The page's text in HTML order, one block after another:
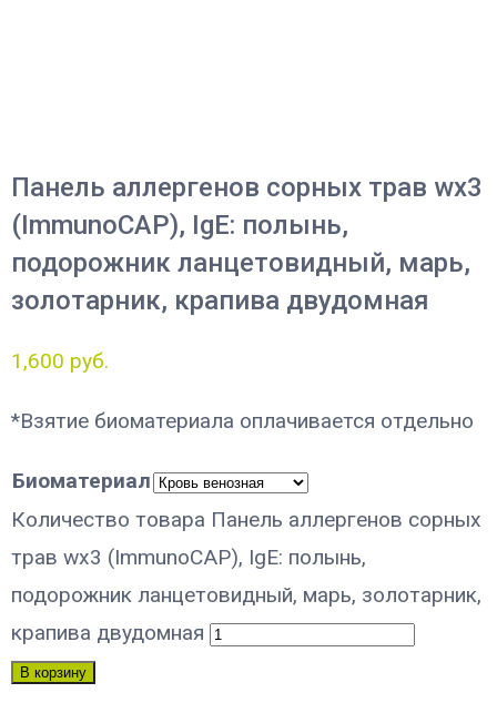
Панель аллергенов сорных трав wx3
(ImmunoCAP), IgE: полынь,
подорожник ланцетовидный, марь,
золотарник, крапива двудомная
1,600 руб.
*Взятие биоматериала оплачивается отдельно
Биоматериал
Количество товара Панель аллергенов сорных
трав wx3 (ImmunoCAP), IgE: полынь,
подорожник ланцетовидный, марь, золотарник,
крапива двудомная
В корзину